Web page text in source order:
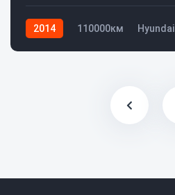
2014 110000км Hyundai